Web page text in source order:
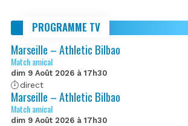
PROGRAMME TV
Marseille – Athletic Bilbao
Match amical
dim 9 Août 2026 à 17h30
direct
Marseille – Athletic Bilbao
Match amical
dim 9 Août 2026 à 17h30